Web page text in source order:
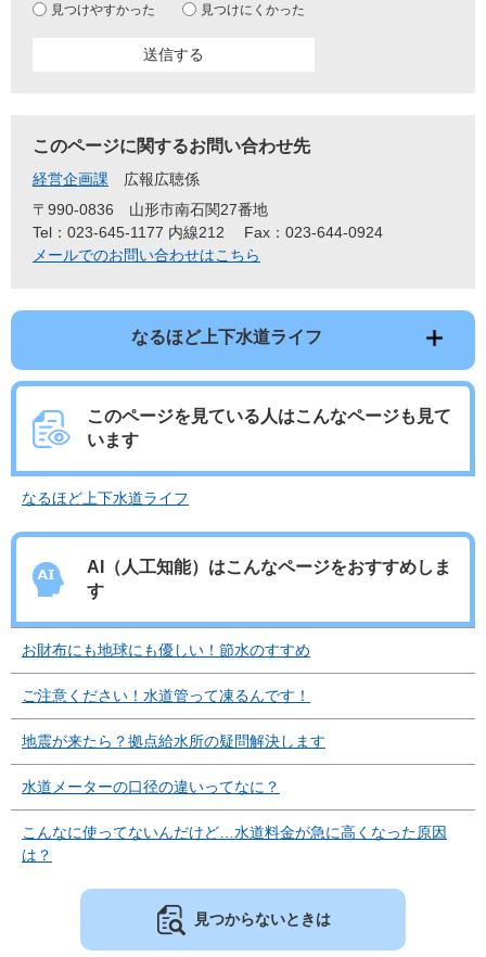
見つけやすかった
見つけにくかった
このページに関するお問い合わせ先
経営企画課
広報広聴係
〒990-0836
山形市南石関27番地
Tel：023-645-1177 内線212
Fax：023-644-0924
メールでのお問い合わせはこちら
なるほど上下水道ライフ
このページを見ている人はこんなページも見て
います
なるほど上下水道ライフ
AI（人工知能）はこんなページをおすすめしま
す
お財布にも地球にも優しい！節水のすすめ
ご注意ください！水道管って凍るんです！
地震が来たら？拠点給水所の疑問解決します
水道メーターの口径の違いってなに？
こんなに使ってないんだけど…水道料金が急に高くなった原因
は？
見つからないときは